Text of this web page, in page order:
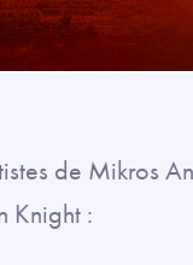
de Mikros
Knight :